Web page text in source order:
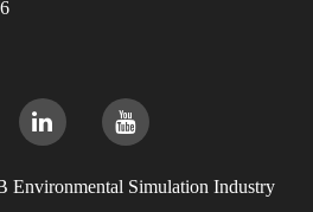
Environmental Simulation Industry